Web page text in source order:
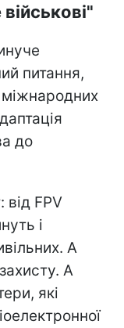
питання,
міжнародних
до
від FPV
і
А
А
які